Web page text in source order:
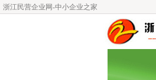
浙江民营企业网-中小企业之家